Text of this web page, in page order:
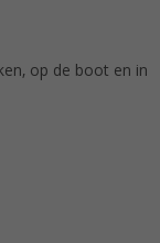
op de boot en in